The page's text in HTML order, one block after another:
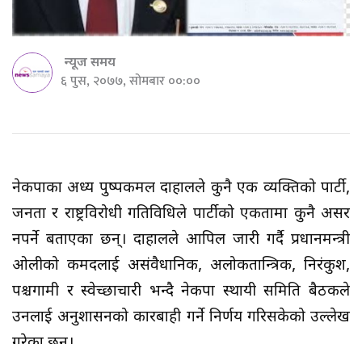
न्यूज समय
६ पुस, २०७७, सोमबार ००:००
नेकपाका अध्यक्ष पुष्पकमल दाहालले कुनै एक व्यक्तिको पार्टी,
जनता र राष्ट्रविरोधी गतिविधिले पार्टीको एकतामा कुनै असर
नपर्ने बताएका छन्। दाहालले आपिल जारी गर्दै प्रधानमन्त्री
ओलीको कमदलाई असंवैधानिक, अलोकतान्त्रिक, निरंकुश,
पश्चगामी र स्वेच्छाचारी भन्दै नेकपा स्थायी समिति बैठकले
उनलाई अनुशासनको कारबाही गर्ने निर्णय गरिसकेको उल्लेख